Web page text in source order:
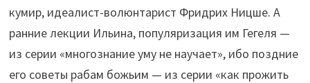
кумир, идеалист-волюнтарист Фридрих Ницше. А
ранние лекции Ильина, популяризация им Гегеля —
из серии «многознание уму не научает», ибо поздние
его советы рабам божьим — из серии «как прожить